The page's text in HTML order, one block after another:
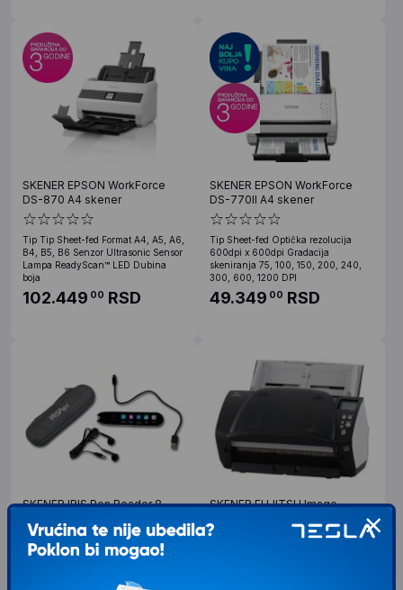
SKENER EPSON WorkForce
DS-870 A4 skener
Tip Tip Sheet-fed Format A4, A5, A6,
B4, B5, B6 Senzor Ultrasonic Sensor
Lampa ReadyScan™ LED Dubina
boja
102.449 00 RSD
SKENER EPSON WorkForce
DS-770II A4 skener
Tip Sheet-fed Optička rezolucija
600dpi x 600dpi Gradacija
skeniranja 75, 100, 150, 200, 240,
300, 600, 1200 DPI
49.349 00 RSD
SKENER IRIS Pen Reader 8
Tip baterije: Polimer Li-ion
1200 mAh Vreme rada: 6 - 8 sati
SKENER FUJITSU Image